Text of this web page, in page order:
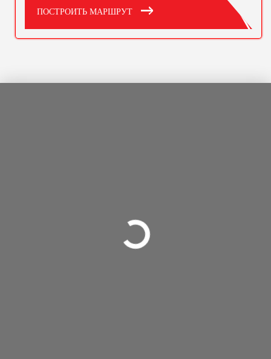
ПОСТРОИТЬ МАРШРУТ